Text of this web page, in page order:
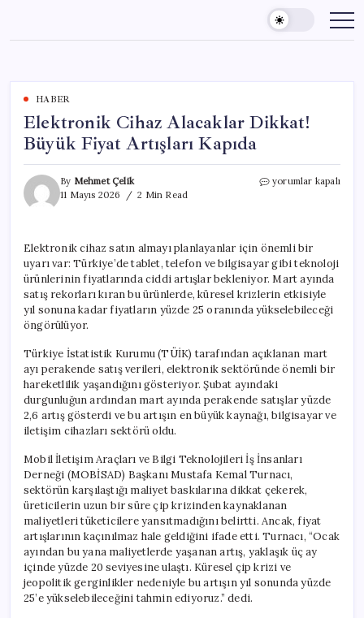
content
HABER
Elektronik Cihaz Alacaklar Dikkat!
Büyük Fiyat Artışları Kapıda
By Mehmet Çelik
11 Mayıs 2026
2 Min Read
Elektronik
Fiyat
Artışları
Kapıda
için
yorumlar kapalı
Elektronik cihaz satın almayı planlayanlar için önemli bir
uyarı var: Türkiye’de tablet, telefon ve bilgisayar gibi teknoloji
ürünlerinin fiyatlarında ciddi artışlar bekleniyor. Mart ayında
satış rekorları kıran bu ürünlerde, küresel krizlerin etkisiyle
yıl sonuna kadar fiyatların yüzde 25 oranında yükselebileceği
öngörülüyor.
Türkiye İstatistik Kurumu (TÜİK) tarafından açıklanan mart
ayı perakende satış verileri, elektronik sektöründe önemli bir
hareketlilik yaşandığını gösteriyor. Şubat ayındaki
durgunluğun ardından mart ayında perakende satışlar yüzde
2,6 artış gösterdi ve bu artışın en büyük kaynağı, bilgisayar ve
iletişim cihazları sektörü oldu.
Mobil İletişim Araçları ve Bilgi Teknolojileri İş İnsanları
Derneği (MOBİSAD) Başkanı Mustafa Kemal Turnacı,
sektörün karşılaştığı maliyet baskılarına dikkat çekerek,
üreticilerin uzun bir süre çip krizinden kaynaklanan
maliyetleri tüketicilere yansıtmadığını belirtti. Ancak, fiyat
artışlarının kaçınılmaz hale geldiğini ifade etti. Turnacı, “Ocak
ayından bu yana maliyetlerde yaşanan artış, yaklaşık üç ay
içinde yüzde 20 seviyesine ulaştı. Küresel çip krizi ve
jeopolitik gerginlikler nedeniyle bu artışın yıl sonunda yüzde
25’e yükselebileceğini tahmin ediyoruz.” dedi.